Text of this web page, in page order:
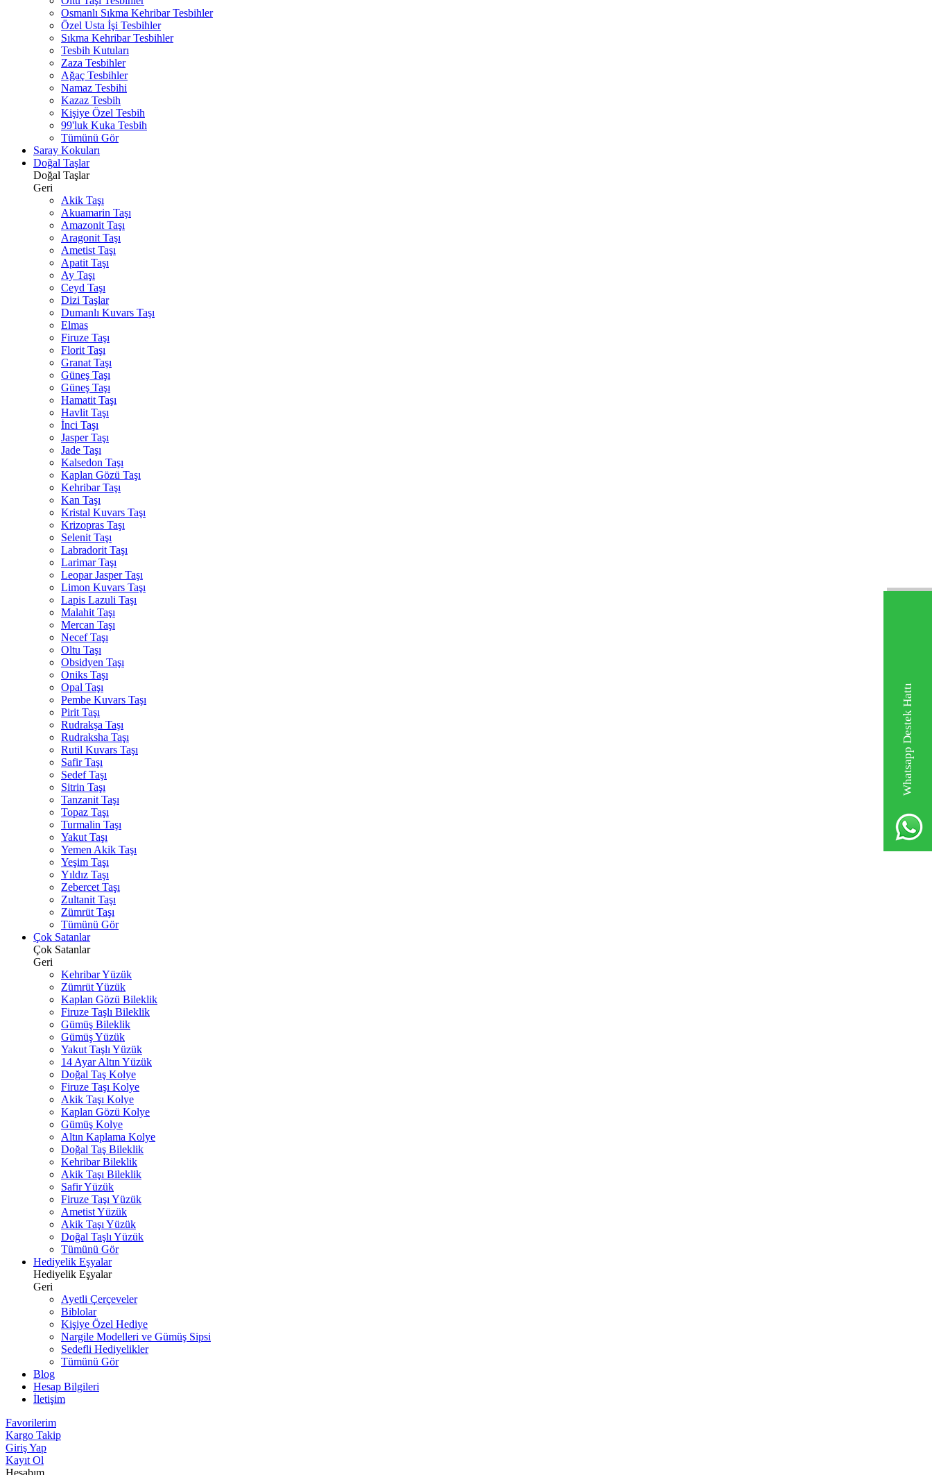
Whatsapp Destek Hattı
Osmanlı Sıkma Kehribar Tesbihler
Özel Usta İşi Tesbihler
Sıkma Kehribar Tesbihler
Tesbih Kutuları
Zaza Tesbihler
Ağaç Tesbihler
Namaz Tesbihi
Kazaz Tesbih
Kişiye Özel Tesbih
99'luk Kuka Tesbih
Tümünü Gör
Saray Kokuları
Doğal Taşlar
Doğal Taşlar
Geri
Akik Taşı
Akuamarin Taşı
Amazonit Taşı
Aragonit Taşı
Ametist Taşı
Apatit Taşı
Ay Taşı
Ceyd Taşı
Dizi Taşlar
Dumanlı Kuvars Taşı
Elmas
Firuze Taşı
Florit Taşı
Granat Taşı
Güneş Taşı
Güneş Taşı
Hamatit Taşı
Havlit Taşı
İnci Taşı
Jasper Taşı
Jade Taşı
Kalsedon Taşı
Kaplan Gözü Taşı
Kehribar Taşı
Kan Taşı
Kristal Kuvars Taşı
Krizopras Taşı
Selenit Taşı
Labradorit Taşı
Larimar Taşı
Leopar Jasper Taşı
Limon Kuvars Taşı
Lapis Lazuli Taşı
Malahit Taşı
Mercan Taşı
Necef Taşı
Oltu Taşı
Obsidyen Taşı
Oniks Taşı
Opal Taşı
Pembe Kuvars Taşı
Pirit Taşı
Rudrakşa Taşı
Rudraksha Taşı
Rutil Kuvars Taşı
Safir Taşı
Sedef Taşı
Sitrin Taşı
Tanzanit Taşı
Topaz Taşı
Turmalin Taşı
Yakut Taşı
Yemen Akik Taşı
Yeşim Taşı
Yıldız Taşı
Zebercet Taşı
Zultanit Taşı
Zümrüt Taşı
Tümünü Gör
Çok Satanlar
Çok Satanlar
Geri
Kehribar Yüzük
Zümrüt Yüzük
Kaplan Gözü Bileklik
Firuze Taşlı Bileklik
Gümüş Bileklik
Gümüş Yüzük
Yakut Taşlı Yüzük
14 Ayar Altın Yüzük
Doğal Taş Kolye
Firuze Taşı Kolye
Akik Taşı Kolye
Kaplan Gözü Kolye
Gümüş Kolye
Altın Kaplama Kolye
Doğal Taş Bileklik
Kehribar Bileklik
Akik Taşı Bileklik
Safir Yüzük
Firuze Taşı Yüzük
Ametist Yüzük
Akik Taşı Yüzük
Doğal Taşlı Yüzük
Tümünü Gör
Hediyelik Eşyalar
Hediyelik Eşyalar
Geri
Ayetli Çerçeveler
Biblolar
Kişiye Özel Hediye
Nargile Modelleri ve Gümüş Sipsi
Sedefli Hediyelikler
Tümünü Gör
Blog
Hesap Bilgileri
İletişim
Favorilerim
Kargo Takip
Giriş Yap
Kayıt Ol
Hesabım